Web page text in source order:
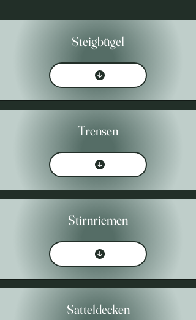
Steigbügel
Trensen
Stirnriemen
Satteldecken